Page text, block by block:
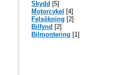
Skydd [5]
Motorcykel
[4]
Felsökning [2]
Bilfynd [2]
Bilmontering [1]